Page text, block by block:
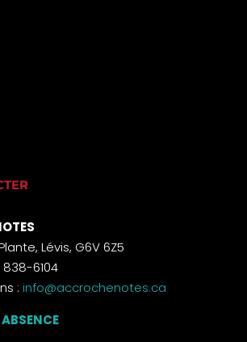
Lévis, G6V 6Z5
838-6104
: info@accrochenotes.ca